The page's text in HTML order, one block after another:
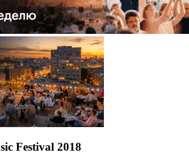
Festival 2018